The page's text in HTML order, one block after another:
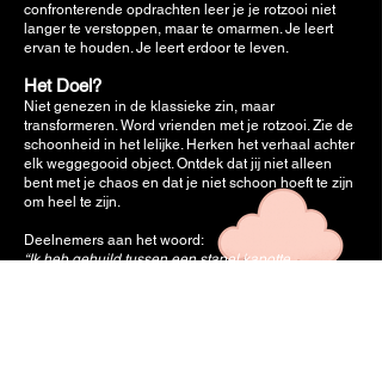
confronterende opdrachten leer je je rotzooi niet
langer te verstoppen, maar te omarmen. Je leert
ervan te houden. Je leert erdoor te leven.
Het Doel?
Niet genezen in de klassieke zin, maar
transformeren. Word vrienden met je rotzooi. Zie de
schoonheid in het lelijke. Herken het verhaal achter
elk weggegooid object. Ontdek dat jij niet alleen
bent met je chaos en dat je niet schoon hoeft te zijn
om heel te zijn.
Deelnemers aan het woord:
“Ik heb gehuild tussen een stapel kapotte